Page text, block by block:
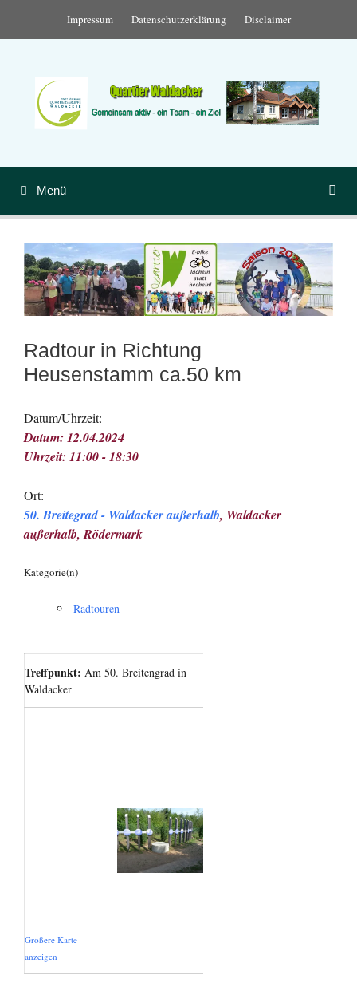
springen
Impressum Datenschutzerklärung Disclaimer
Menü
Radtour in Richtung
Heusenstamm ca.50 km
Datum/Uhrzeit:
Datum: 12.04.2024
Uhrzeit: 11:00 - 18:30
Ort:
50. Breitegrad - Waldacker außerhalb, Waldacker
außerhalb, Rödermark
Kategorie(n)
Radtouren
Treffpunkt: Am 50. Breitengrad in
Waldacker
Größere Karte
anzeigen